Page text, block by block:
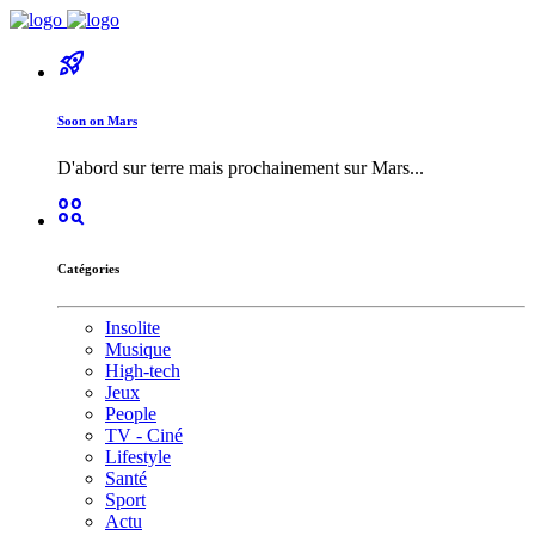
rocket_launch
Soon on Mars
D'abord sur terre mais prochainement sur Mars...
action_key
Catégories
Insolite
Musique
High-tech
Jeux
People
TV - Ciné
Lifestyle
Santé
Sport
Actu